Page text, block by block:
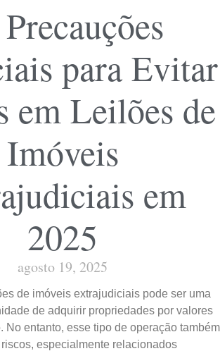
para Evitar
em Leilões de
Imóveis
em
2025
agosto 19, 2025
de imóveis extrajudiciais pode ser uma
de adquirir propriedades por valores
No entanto, esse tipo de operação também
especialmente relacionados